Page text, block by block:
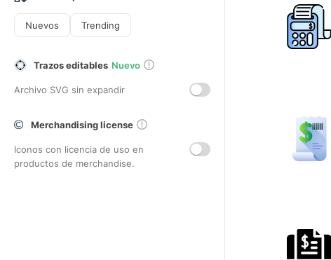
Nuevos Trending
Trazos editables Nuevo
Archivo SVG sin expandir
Merchandising license
Iconos con licencia de uso en
productos de merchandise.